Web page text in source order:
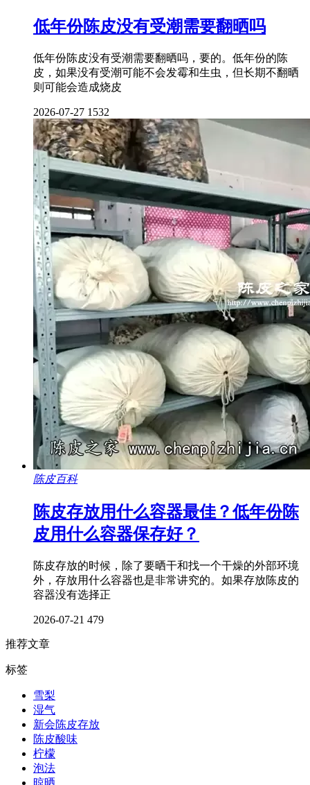
低年份陈皮没有受潮需要翻晒吗
低年份陈皮没有受潮需要翻晒吗，要的。低年份的陈
皮，如果没有受潮可能不会发霉和生虫，但长期不翻晒
则可能会造成烧皮
2026-07-27 1532
陈皮百科
陈皮存放用什么容器最佳？低年份陈
皮用什么容器保存好？
陈皮存放的时候，除了要晒干和找一个干燥的外部环境
外，存放用什么容器也是非常讲究的。如果存放陈皮的
容器没有选择正
2026-07-21 479
推荐文章
标签
雪梨
湿气
新会陈皮存放
陈皮酸味
柠檬
泡法
晾晒